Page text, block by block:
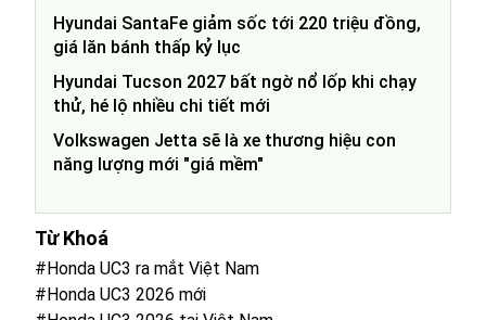
Hyundai SantaFe giảm sốc tới 220 triệu đồng,
giá lăn bánh thấp kỷ lục
Hyundai Tucson 2027 bất ngờ nổ lốp khi chạy
thử, hé lộ nhiều chi tiết mới
Volkswagen Jetta sẽ là xe thương hiệu con
năng lượng mới "giá mềm"
Từ Khoá
#Honda UC3 ra mắt Việt Nam
#Honda UC3 2026 mới